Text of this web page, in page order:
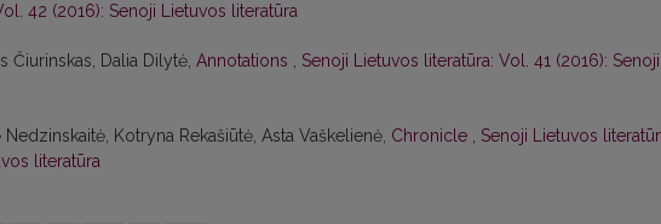
42 (2016): Senoji Lietuvos literatūra
Čiurinskas, Dalia Dilytė, Annotations , Senoji Lietuvos literatūra: Vol. 41 (2016): Senoji
Kotryna Rekašiūtė, Asta Vaškelienė, Chronicle , Senoji Lietuvos
literatūra